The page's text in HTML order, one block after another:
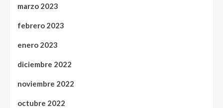
marzo 2023
febrero 2023
enero 2023
diciembre 2022
noviembre 2022
octubre 2022